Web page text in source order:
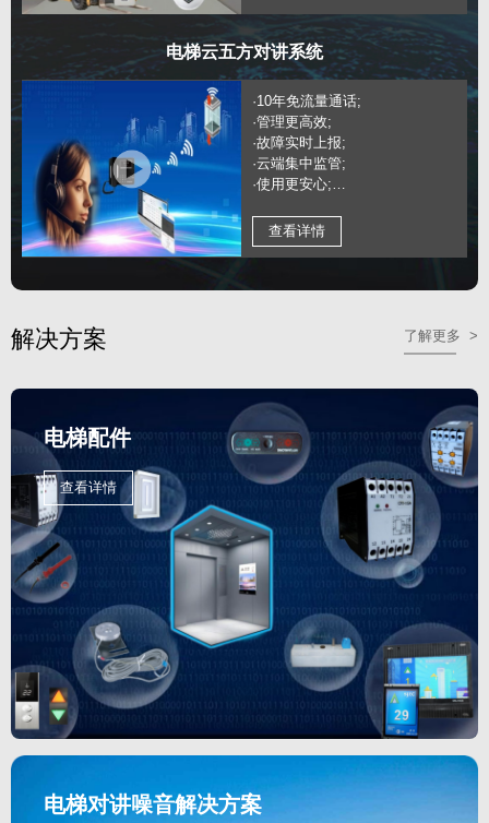
电梯云五方对讲系统
·10年免流量通话;
·管理更高效;
·故障实时上报;
·云端集中监管;
·使用更安心;
查看详情
解决方案 了解更多 >
电梯配件
查看详情
电梯对讲噪音解决方案